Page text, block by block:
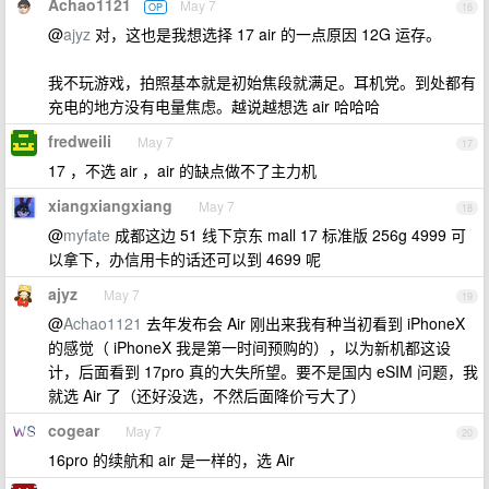
16
Achao1121 OP May 7
@ajyz 对，这也是我想选择 17 air 的一点原因 12G 运存。
我不玩游戏，拍照基本就是初始焦段就满足。耳机党。到处都有
充电的地方没有电量焦虑。越说越想选 air 哈哈哈
17
fredweili May 7
17 ，不选 air ，air 的缺点做不了主力机
18
xiangxiangxiang May 7
@myfate 成都这边 51 线下京东 mall 17 标准版 256g 4999 可
以拿下，办信用卡的话还可以到 4699 呢
19
ajyz May 7
@Achao1121 去年发布会 Air 刚出来我有种当初看到 iPhoneX
的感觉（ iPhoneX 我是第一时间预购的），以为新机都这设
计，后面看到 17pro 真的大失所望。要不是国内 eSIM 问题，我
就选 Air 了（还好没选，不然后面降价亏大了）
20
cogear May 7
16pro 的续航和 air 是一样的，选 Air